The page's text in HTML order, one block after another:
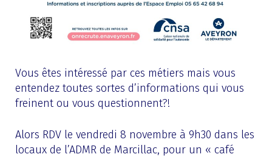
Vous êtes intéressé par ces métiers mais vous
entendez toutes sortes d’informations qui vous
freinent ou vous questionnent?!
Alors RDV le vendredi 8 novembre à 9h30 dans les
locaux de l’ADMR de Marcillac, pour un « café